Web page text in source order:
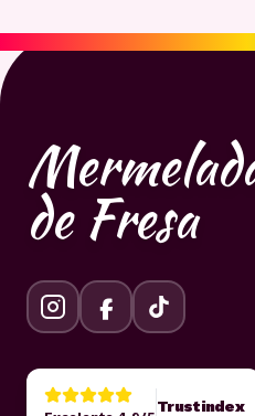
de Fresa
Trustindex